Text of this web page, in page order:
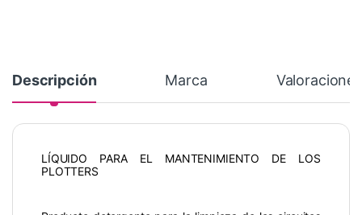
Descripción Marca Valoraciones
LÍQUIDO PARA EL MANTENIMIENTO DE LOS
PLOTTERS